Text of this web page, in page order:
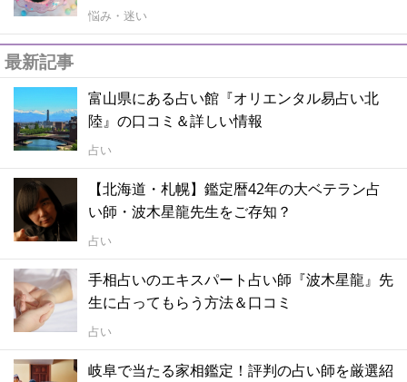
悩み・迷い
最新記事
富山県にある占い館『オリエンタル易占い北
陸』の口コミ＆詳しい情報
占い
【北海道・札幌】鑑定暦42年の大ベテラン占
い師・波木星龍先生をご存知？
占い
手相占いのエキスパート占い師『波木星龍』先
生に占ってもらう方法＆口コミ
占い
岐阜で当たる家相鑑定！評判の占い師を厳選紹